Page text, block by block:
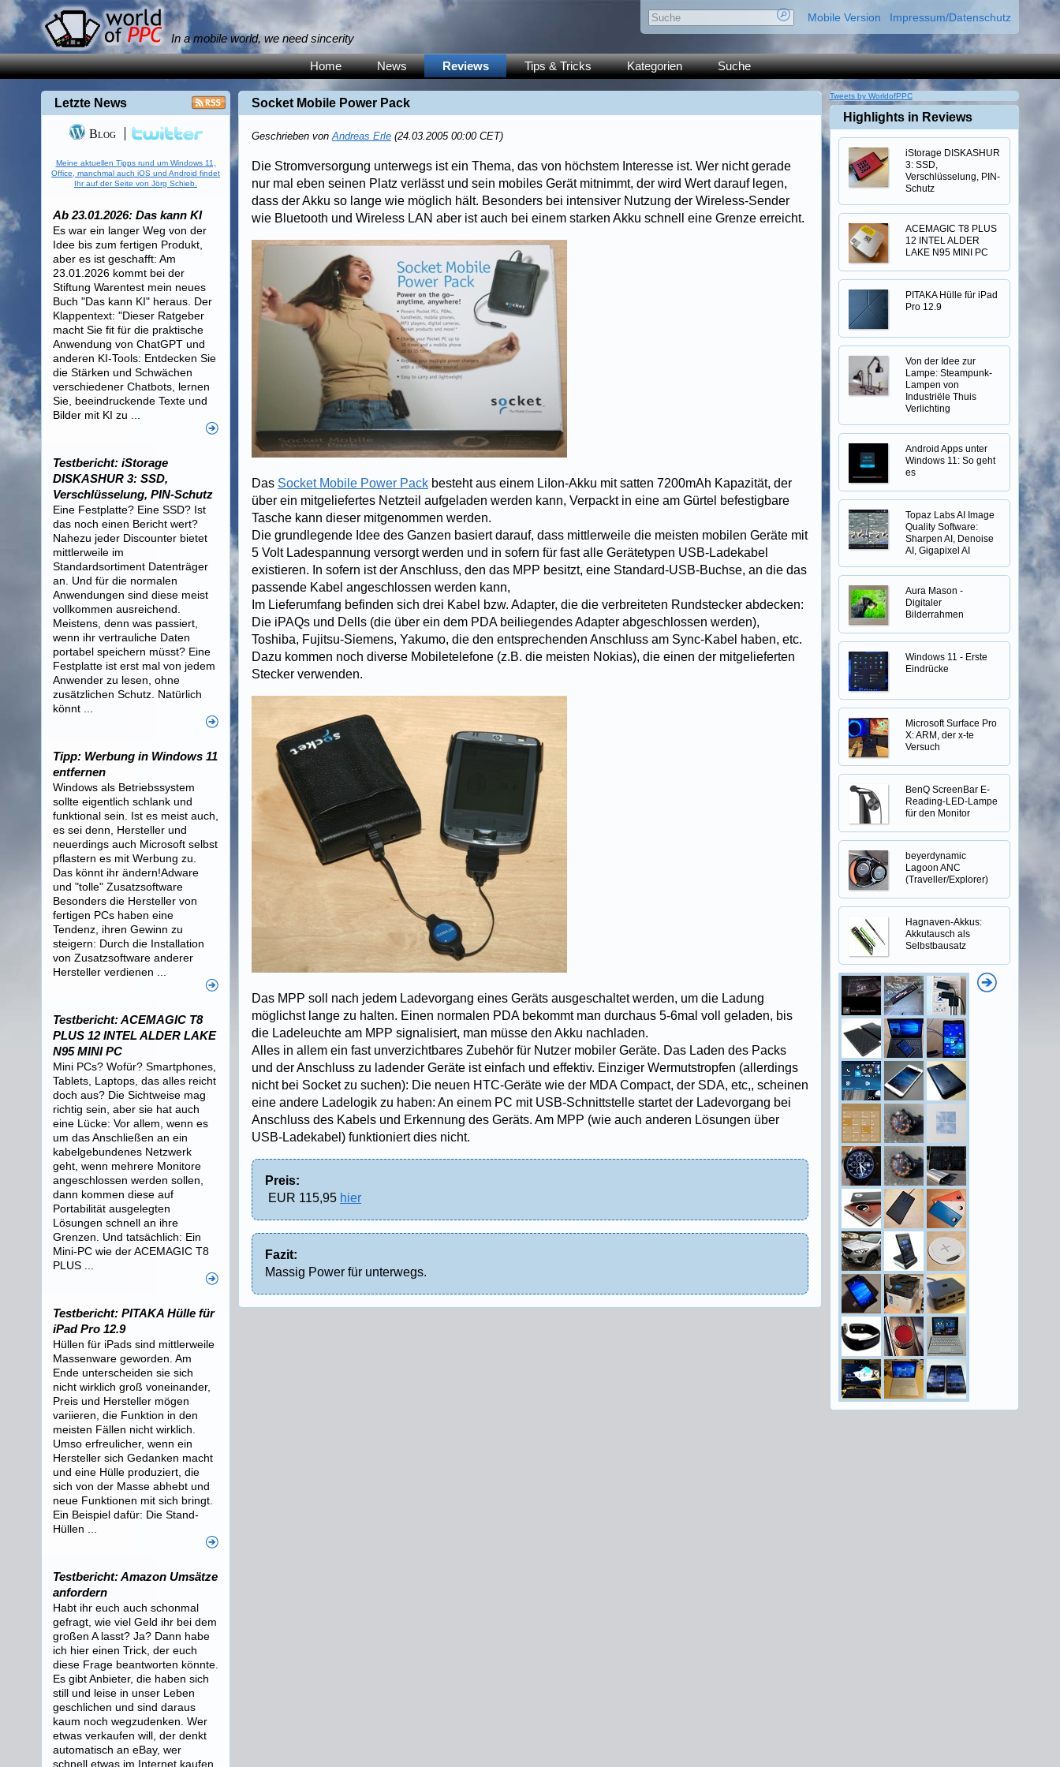
In a mobile world, we need sincerity
Mobile Version Impressum/Datenschutz
Home News Reviews Tips & Tricks Kategorien Suche
Socket Mobile Power Pack
Geschrieben vonAndreas Erle (24.03.2005 00:00 CET)
Die Stromversorgung unterwegs ist ein Thema, das von höchstem Interesse ist. Wer nicht gerade
nur mal eben seinen Platz verlässt und sein mobiles Gerät mitnimmt, der wird Wert darauf legen,
dass der Akku so lange wie möglich hält. Besonders bei intensiver Nutzung der Wireless-Sender
wie Bluetooth und Wireless LAN aber ist auch bei einem starken Akku schnell eine Grenze erreicht.
Das Socket Mobile Power Pack besteht aus einem LiIon-Akku mit satten 7200mAh Kapazität, der
über ein mitgeliefertes Netzteil aufgeladen werden kann, Verpackt in eine am Gürtel befestigbare
Tasche kann dieser mitgenommen werden.
Die grundlegende Idee des Ganzen basiert darauf, dass mittlerweile die meisten mobilen Geräte mit
5 Volt Ladespannung versorgt werden und in sofern für fast alle Gerätetypen USB-Ladekabel
existieren. In sofern ist der Anschluss, den das MPP besitzt, eine Standard-USB-Buchse, an die das
passende Kabel angeschlossen werden kann,
Im Lieferumfang befinden sich drei Kabel bzw. Adapter, die die verbreiteten Rundstecker abdecken:
Die iPAQs und Dells (die über ein dem PDA beiliegendes Adapter abgeschlossen werden),
Toshiba, Fujitsu-Siemens, Yakumo, die den entsprechenden Anschluss am Sync-Kabel haben, etc.
Dazu kommen noch diverse Mobiletelefone (z.B. die meisten Nokias), die einen der mitgelieferten
Stecker verwenden.
Das MPP soll nach jedem Ladevorgang eines Geräts ausgeschaltet werden, um die Ladung
möglichst lange zu halten. Einen normalen PDA bekommt man durchaus 5-6mal voll geladen, bis
die Ladeleuchte am MPP signalisiert, man müsse den Akku nachladen.
Alles in allem ein fast unverzichtbares Zubehör für Nutzer mobiler Geräte. Das Laden des Packs
und der Anschluss zu ladender Geräte ist einfach und effektiv. Einziger Wermutstropfen (allerdings
nicht bei Socket zu suchen): Die neuen HTC-Geräte wie der MDA Compact, der SDA, etc,, scheinen
eine andere Ladelogik zu haben: An einem PC mit USB-Schnittstelle startet der Ladevorgang bei
Anschluss des Kabels und Erkennung des Geräts. Am MPP (wie auch anderen Lösungen über
USB-Ladekabel) funktioniert dies nicht.
Preis:
EUR 115,95 hier
Fazit:
Massig Power für unterwegs.
Letzte News
Blog
Meine aktuellen Tipps rund um Windows 11,
Office, manchmal auch iOS und Android findet
Ihr auf der Seite von Jörg Schieb.
Ab 23.01.2026: Das kann KI
Es war ein langer Weg von der
Idee bis zum fertigen Produkt,
aber es ist geschafft: Am
23.01.2026 kommt bei der
Stiftung Warentest mein neues
Buch "Das kann KI" heraus. Der
Klappentext: "Dieser Ratgeber
macht Sie fit für die praktische
Anwendung von ChatGPT und
anderen KI-Tools: Entdecken Sie
die Stärken und Schwächen
verschiedener Chatbots, lernen
Sie, beeindruckende Texte und
Bilder mit KI zu ...
Testbericht: iStorage
DISKASHUR 3: SSD,
Verschlüsselung, PIN-Schutz
Eine Festplatte? Eine SSD? Ist
das noch einen Bericht wert?
Nahezu jeder Discounter bietet
mittlerweile im
Standardsortiment Datenträger
an. Und für die normalen
Anwendungen sind diese meist
vollkommen ausreichend.
Meistens, denn was passiert,
wenn ihr vertrauliche Daten
portabel speichern müsst? Eine
Festplatte ist erst mal von jedem
Anwender zu lesen, ohne
zusätzlichen Schutz. Natürlich
könnt ...
Tipp: Werbung in Windows 11
entfernen
Windows als Betriebssystem
sollte eigentlich schlank und
funktional sein. Ist es meist auch,
es sei denn, Hersteller und
neuerdings auch Microsoft selbst
pflastern es mit Werbung zu.
Das könnt ihr ändern!Adware
und "tolle" Zusatzsoftware
Besonders die Hersteller von
fertigen PCs haben eine
Tendenz, ihren Gewinn zu
steigern: Durch die Installation
von Zusatzsoftware anderer
Hersteller verdienen ...
Testbericht: ACEMAGIC T8
PLUS 12 INTEL ALDER LAKE
N95 MINI PC
Mini PCs? Wofür? Smartphones,
Tablets, Laptops, das alles reicht
doch aus? Die Sichtweise mag
richtig sein, aber sie hat auch
eine Lücke: Vor allem, wenn es
um das Anschließen an ein
kabelgebundenes Netzwerk
geht, wenn mehrere Monitore
angeschlossen werden sollen,
dann kommen diese auf
Portabilität ausgelegten
Lösungen schnell an ihre
Grenzen. Und tatsächlich: Ein
Mini-PC wie der ACEMAGIC T8
PLUS ...
Testbericht: PITAKA Hülle für
iPad Pro 12.9
Hüllen für iPads sind mittlerweile
Massenware geworden. Am
Ende unterscheiden sie sich
nicht wirklich groß voneinander,
Preis und Hersteller mögen
variieren, die Funktion in den
meisten Fällen nicht wirklich.
Umso erfreulicher, wenn ein
Hersteller sich Gedanken macht
und eine Hülle produziert, die
sich von der Masse abhebt und
neue Funktionen mit sich bringt.
Ein Beispiel dafür: Die Stand-
Hüllen ...
Testbericht: Amazon Umsätze
anfordern
Habt ihr euch auch schonmal
gefragt, wie viel Geld ihr bei dem
großen A lasst? Ja? Dann habe
ich hier einen Trick, der euch
diese Frage beantworten könnte.
Es gibt Anbieter, die haben sich
still und leise in unser Leben
geschlichen und sind daraus
kaum noch wegzudenken. Wer
etwas verkaufen will, der denkt
automatisch an eBay, wer
schnell etwas im Internet kaufen
Tweets by WorldofPPC
Highlights in Reviews
iStorage DISKASHUR
3: SSD,
Verschlüsselung, PIN-
Schutz
ACEMAGIC T8 PLUS
12 INTEL ALDER
LAKE N95 MINI PC
PITAKA Hülle für iPad
Pro 12.9
Von der Idee zur
Lampe: Steampunk-
Lampen von
Industriële Thuis
Verlichting
Android Apps unter
Windows 11: So geht
es
Topaz Labs AI Image
Quality Software:
Sharpen AI, Denoise
AI, Gigapixel AI
Aura Mason -
Digitaler
Bilderrahmen
Windows 11 - Erste
Eindrücke
Microsoft Surface Pro
X: ARM, der x-te
Versuch
BenQ ScreenBar E-
Reading-LED-Lampe
für den Monitor
beyerdynamic
Lagoon ANC
(Traveller/Explorer)
Hagnaven-Akkus:
Akkutausch als
Selbstbausatz